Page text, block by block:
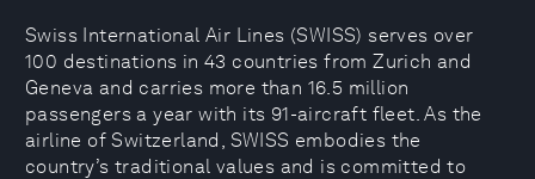
Swiss International Air Lines (SWISS) serves over
100 destinations in 43 countries from Zurich and
Geneva and carries more than 16.5 million
passengers a year with its 91-aircraft fleet. As the
airline of Switzerland, SWISS embodies the
country’s traditional values and is committed to